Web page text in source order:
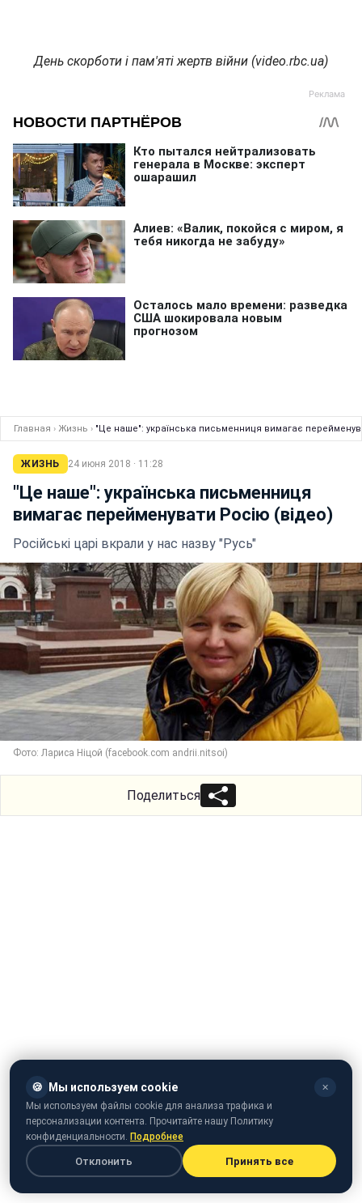
День скорботи і пам'яті жертв війни (video.rbc.ua)
Главная › Жизнь › "Це наше": українська письменниця вимагає
ЖИЗНЬ 24 июня 2018 · 11:28
"Це наше": українська письменниця
вимагає перейменувати Росію (відео)
Російські царі вкрали у нас назву "Русь"
Фото: Лариса Ніцой (facebook.com andrii.nitsoi)
Поделиться
🍪 Мы используем cookie ✕
Мы используем файлы cookie для анализа трафика и
персонализации контента. Прочитайте нашу Политику
конфиденциальности. Подробнее
Отклонить Принять все